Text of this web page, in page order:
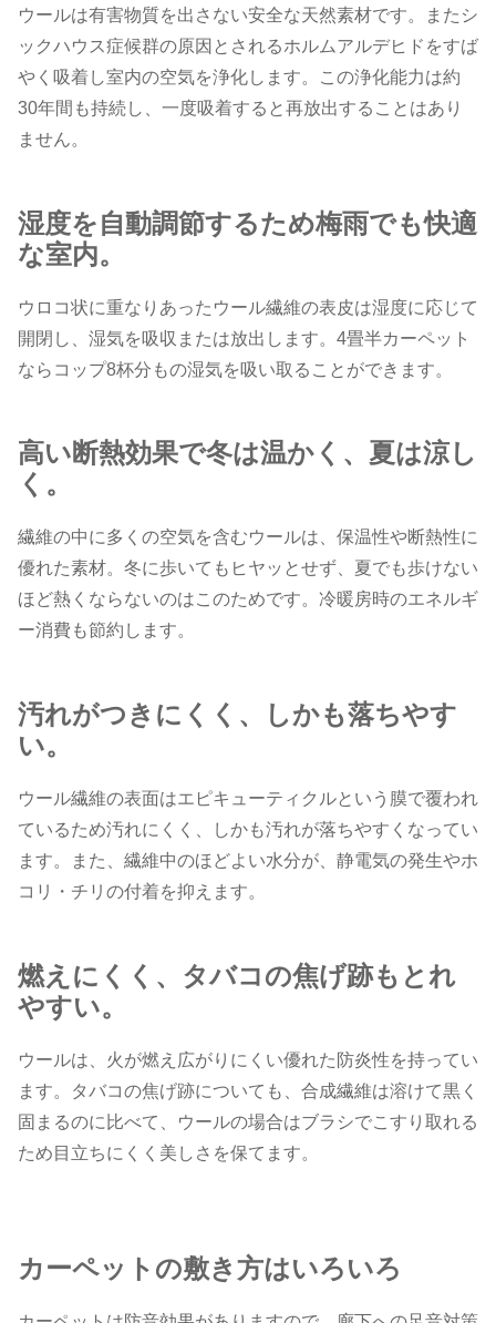
ウールは有害物質を出さない安全な天然素材です。またシ
ックハウス症候群の原因とされるホルムアルデヒドをすば
やく吸着し室内の空気を浄化します。この浄化能力は約
30年間も持続し、一度吸着すると再放出することはあり
ません。
湿度を自動調節するため梅雨でも快適
な室内。
ウロコ状に重なりあったウール繊維の表皮は湿度に応じて
開閉し、湿気を吸収または放出します。4畳半カーペット
ならコップ8杯分もの湿気を吸い取ることができます。
高い断熱効果で冬は温かく、夏は涼し
く。
繊維の中に多くの空気を含むウールは、保温性や断熱性に
優れた素材。冬に歩いてもヒヤッとせず、夏でも歩けない
ほど熱くならないのはこのためです。冷暖房時のエネルギ
ー消費も節約します。
汚れがつきにくく、しかも落ちやす
い。
ウール繊維の表面はエピキューティクルという膜で覆われ
ているため汚れにくく、しかも汚れが落ちやすくなってい
ます。また、繊維中のほどよい水分が、静電気の発生やホ
コリ・チリの付着を抑えます。
燃えにくく、タバコの焦げ跡もとれ
やすい。
ウールは、火が燃え広がりにくい優れた防炎性を持ってい
ます。タバコの焦げ跡についても、合成繊維は溶けて黒く
固まるのに比べて、ウールの場合はブラシでこすり取れる
ため目立ちにくく美しさを保てます。
カーペットの敷き方はいろいろ